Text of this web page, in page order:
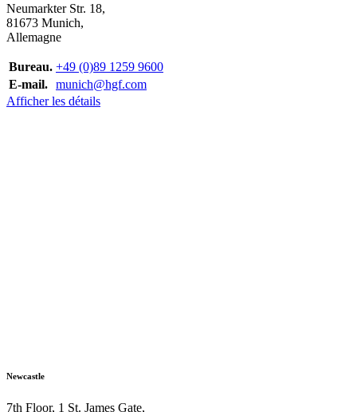
Neumarkter Str. 18,
81673 Munich,
Allemagne
Bureau. +49 (0)89 1259 9600
E-mail. munich@hgf.com
Afficher les détails
Newcastle
7th Floor, 1 St. James Gate,